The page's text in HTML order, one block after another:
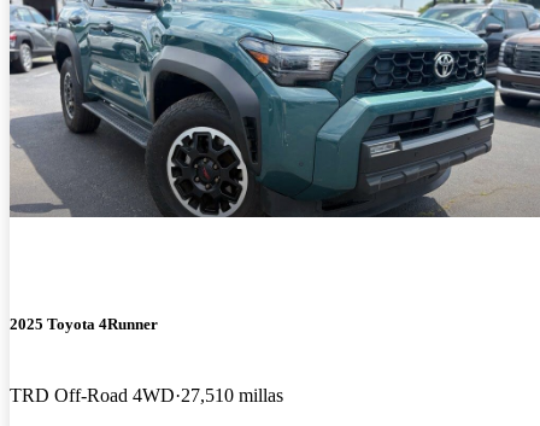
2025 Toyota 4Runner
TRD Off-Road 4WD 27,510 millas